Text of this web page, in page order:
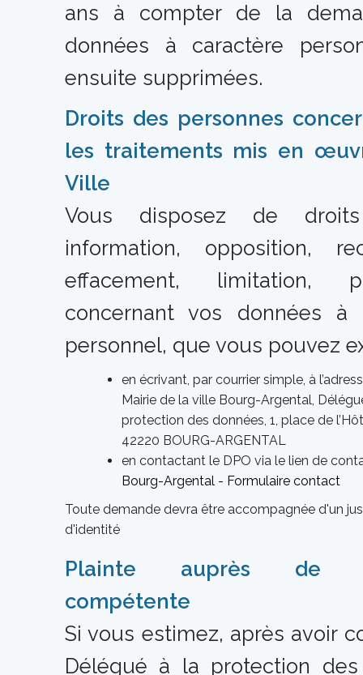
ans à compter de la
données à caractère
ensuite supprimées.
Droits des personnes
les traitements mis en
Ville
Vous disposez de
information, opposition,
effacement, limitation,
concernant vos données à
personnel, que vous pouvez
en écrivant, par courrier simple, à
Mairie de la ville Bourg-Argental,
protection des données, 1, place de
42220 BOURG-ARGENTAL
en contactant le DPO via le lien de
Bourg-Argental - Formulaire contact
Toute demande devra être accompagnée d'un
d'identité
Plainte auprès de
compétente
Si vous estimez, après avoir
Délégué à la protection des